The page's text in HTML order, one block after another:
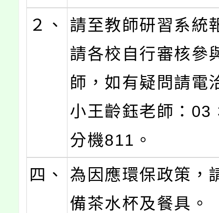
２、
請至教師研習系統
請各校自行審核參
師，如有疑問請電
小王齡鈺老師：03
分機811。
四、
為因應環保政策，
備茶水杯及餐具。